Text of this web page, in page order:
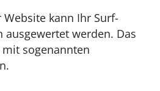
kann Ihr Surf-
werden. Das
sogenannten